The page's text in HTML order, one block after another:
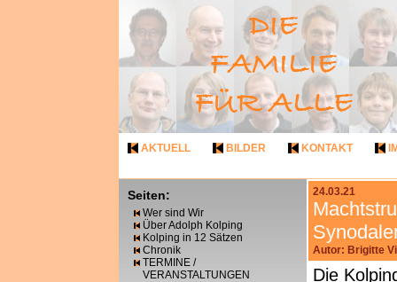
AKTUELL BILDER KONTAKT
Seiten:
Wer sind Wir
Über Adolph Kolping
Kolping in 12 Sätzen
Chronik
TERMINE /
VERANSTALTUNGEN
24.03.21
Autor: Brigitte
Die